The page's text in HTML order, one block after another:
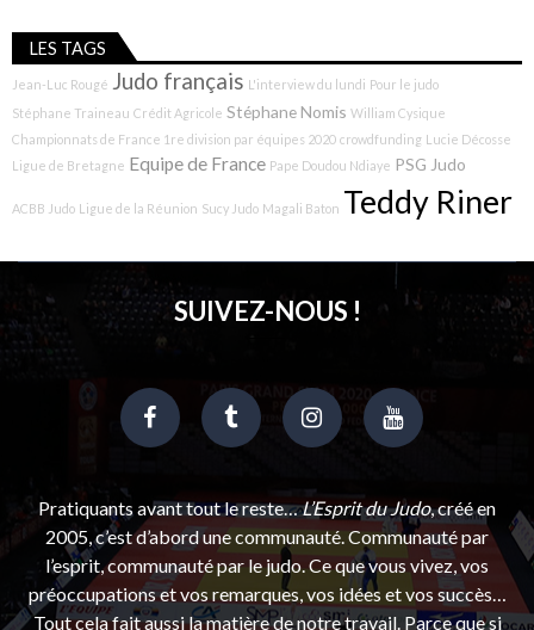
LES TAGS
Jean-Luc Rougé Judo français L'interview du lundi Pour le judo
Stéphane Traineau Crédit Agricole Stéphane Nomis William Cysique
Championnats de France 1re division par équipes 2020 crowdfunding Lucie Décosse
Ligue de Bretagne Equipe de France Pape Doudou Ndiaye PSG Judo
ACBB Judo Ligue de la Réunion Sucy Judo Magali Baton Teddy Riner
SUIVEZ-NOUS !
Pratiquants avant tout le reste…L’Esprit du Judo, créé en
2005, c’est d’abord une communauté. Communauté par
l’esprit, communauté par le judo. Ce que vous vivez, vos
préoccupations et vos remarques, vos idées et vos succès…
Tout cela fait aussi la matière de notre travail. Parce que si